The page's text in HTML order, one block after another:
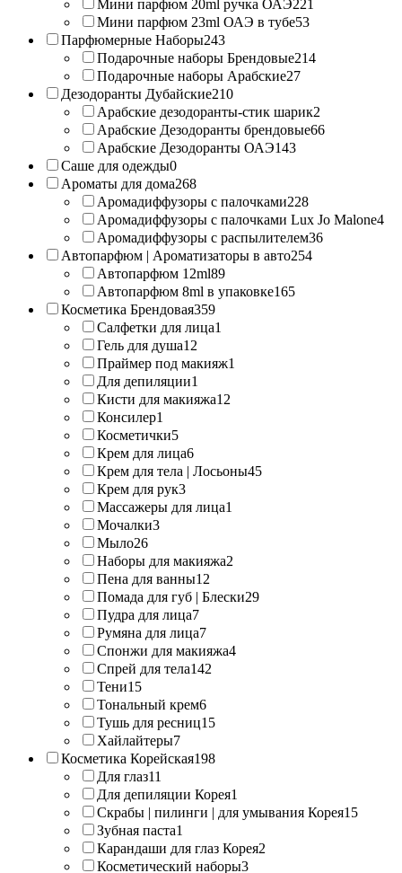
Мини парфюм 20ml ручка ОАЭ221
Мини парфюм 23ml ОАЭ в тубе53
Парфюмерные Наборы243
Подарочные наборы Брендовые214
Подарочные наборы Арабские27
Дезодоранты Дубайские210
Арабские дезодоранты-стик шарик2
Арабские Дезодоранты брендовые66
Арабские Дезодоранты ОАЭ143
Саше для одежды0
Ароматы для дома268
Аромадиффузоры с палочками228
Аромадиффузоры с палочками Lux Jo Malone4
Аромадиффузоры с распылителем36
Автопарфюм | Ароматизаторы в авто254
Автопарфюм 12ml89
Автопарфюм 8ml в упаковке165
Косметика Брендовая359
Салфетки для лица1
Гель для душа12
Праймер под макияж1
Для депиляции1
Кисти для макияжа12
Консилер1
Косметички5
Крем для лица6
Крем для тела | Лосьоны45
Крем для рук3
Массажеры для лица1
Мочалки3
Мыло26
Наборы для макияжа2
Пена для ванны12
Помада для губ | Блески29
Пудра для лица7
Румяна для лица7
Спонжи для макияжа4
Спрей для тела142
Тени15
Тональный крем6
Тушь для ресниц15
Хайлайтеры7
Косметика Корейская198
Для глаз11
Для депиляции Корея1
Скрабы | пилинги | для умывания Корея15
Зубная паста1
Карандаши для глаз Корея2
Косметический наборы3